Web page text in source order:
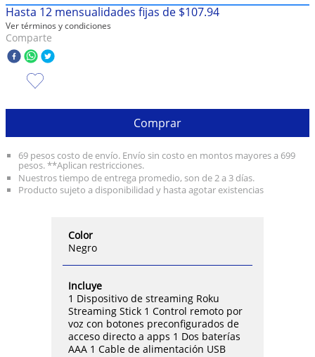
Hasta 12 mensualidades fijas de $107.94
Ver términos y condiciones
Comparte
Comprar
69 pesos costo de envío. Envío sin costo en montos mayores a 699
pesos. **Aplican restricciones.
Nuestros tiempo de entrega promedio, son de 2 a 3 días.
Producto sujeto a disponibilidad y hasta agotar existencias
Color
Negro
Incluye
1 Dispositivo de streaming Roku
Streaming Stick 1 Control remoto por
voz con botones preconfigurados de
acceso directo a apps 1 Dos baterías
AAA 1 Cable de alimentación USB